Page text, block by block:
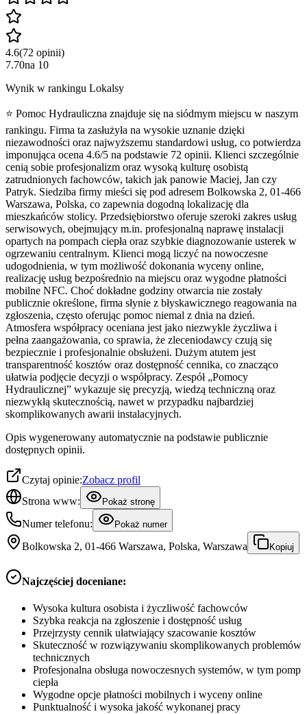
4.6(72 opinii)
7.70na 10
Wynik w rankingu Lokalsy
⭐ Pomoc Hydrauliczna znajduje się na siódmym miejscu w naszym
rankingu. Firma ta zasłużyła na wysokie uznanie dzięki
niezawodności oraz najwyższemu standardowi usług, co potwierdza
imponująca ocena 4.6/5 na podstawie 72 opinii. Klienci szczególnie
cenią sobie profesjonalizm oraz wysoką kulturę osobistą
zatrudnionych fachowców, takich jak panowie Maciej, Jan czy
Patryk. Siedziba firmy mieści się pod adresem Bolkowska 2, 01-466
Warszawa, Polska, co zapewnia dogodną lokalizację dla
mieszkańców stolicy. Przedsiębiorstwo oferuje szeroki zakres usług
serwisowych, obejmujący m.in. profesjonalną naprawę instalacji
opartych na pompach ciepła oraz szybkie diagnozowanie usterek w
ogrzewaniu centralnym. Klienci mogą liczyć na nowoczesne
udogodnienia, w tym możliwość dokonania wyceny online,
realizację usług bezpośrednio na miejscu oraz wygodne płatności
mobilne NFC. Choć dokładne godziny otwarcia nie zostały
publicznie określone, firma słynie z błyskawicznego reagowania na
zgłoszenia, często oferując pomoc niemal z dnia na dzień.
Atmosfera współpracy oceniana jest jako niezwykle życzliwa i
pełna zaangażowania, co sprawia, że zleceniodawcy czują się
bezpiecznie i profesjonalnie obsłużeni. Dużym atutem jest
transparentność kosztów oraz dostępność cennika, co znacząco
ułatwia podjęcie decyzji o współpracy. Zespół „Pomocy
Hydraulicznej” wykazuje się precyzją, wiedzą techniczną oraz
niezwykłą skutecznością, nawet w przypadku najbardziej
skomplikowanych awarii instalacyjnych.
Opis wygenerowany automatycznie na podstawie publicznie
dostępnych opinii.
Czytaj opinie:Zobacz profil
Strona www:
Pokaż stronę
Numer telefonu: Pokaż numer
Bolkowska 2, 01-466 Warszawa, Polska, Warszawa Kopiuj
Najczęściej doceniane:
Wysoka kultura osobista i życzliwość fachowców
Szybka reakcja na zgłoszenie i dostępność usług
Przejrzysty cennik ułatwiający szacowanie kosztów
Skuteczność w rozwiązywaniu skomplikowanych problemów
technicznych
Profesjonalna obsługa nowoczesnych systemów, w tym pomp
ciepła
Wygodne opcje płatności mobilnych i wyceny online
Punktualność i wysoka jakość wykonanej pracy